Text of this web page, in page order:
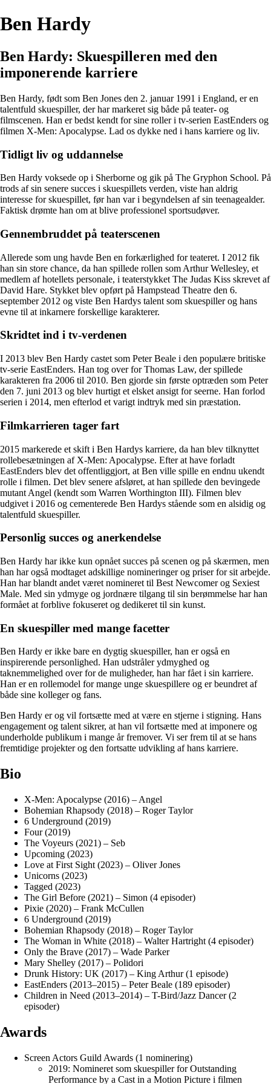
Ben Hardy
Ben Hardy: Skuespilleren med den
imponerende karriere
Ben Hardy, født som Ben Jones den 2. januar 1991 i England, er en
talentfuld skuespiller, der har markeret sig både på teater- og
filmscenen. Han er bedst kendt for sine roller i tv-serien EastEnders og
filmen X-Men: Apocalypse. Lad os dykke ned i hans karriere og liv.
Tidligt liv og uddannelse
Ben Hardy voksede op i Sherborne og gik på The Gryphon School. På
trods af sin senere succes i skuespillets verden, viste han aldrig
interesse for skuespillet, før han var i begyndelsen af sin teenagealder.
Faktisk drømte han om at blive professionel sportsudøver.
Gennembruddet på teaterscenen
Allerede som ung havde Ben en forkærlighed for teateret. I 2012 fik
han sin store chance, da han spillede rollen som Arthur Wellesley, et
medlem af hotellets personale, i teaterstykket The Judas Kiss skrevet af
David Hare. Stykket blev opført på Hampstead Theatre den 6.
september 2012 og viste Ben Hardys talent som skuespiller og hans
evne til at inkarnere forskellige karakterer.
Skridtet ind i tv-verdenen
I 2013 blev Ben Hardy castet som Peter Beale i den populære britiske
tv-serie EastEnders. Han tog over for Thomas Law, der spillede
karakteren fra 2006 til 2010. Ben gjorde sin første optræden som Peter
den 7. juni 2013 og blev hurtigt et elsket ansigt for seerne. Han forlod
serien i 2014, men efterlod et varigt indtryk med sin præstation.
Filmkarrieren tager fart
2015 markerede et skift i Ben Hardys karriere, da han blev tilknyttet
rollebesætningen af X-Men: Apocalypse. Efter at have forladt
EastEnders blev det offentliggjort, at Ben ville spille en endnu ukendt
rolle i filmen. Det blev senere afsløret, at han spillede den bevingede
mutant Angel (kendt som Warren Worthington III). Filmen blev
udgivet i 2016 og cementerede Ben Hardys stående som en alsidig og
talentfuld skuespiller.
Personlig succes og anerkendelse
Ben Hardy har ikke kun opnået succes på scenen og på skærmen, men
han har også modtaget adskillige nomineringer og priser for sit arbejde.
Han har blandt andet været nomineret til Best Newcomer og Sexiest
Male. Med sin ydmyge og jordnære tilgang til sin berømmelse har han
formået at forblive fokuseret og dedikeret til sin kunst.
En skuespiller med mange facetter
Ben Hardy er ikke bare en dygtig skuespiller, han er også en
inspirerende personlighed. Han udstråler ydmyghed og
taknemmelighed over for de muligheder, han har fået i sin karriere.
Han er en rollemodel for mange unge skuespillere og er beundret af
både sine kolleger og fans.
Ben Hardy er og vil fortsætte med at være en stjerne i stigning. Hans
engagement og talent sikrer, at han vil fortsætte med at imponere og
underholde publikum i mange år fremover. Vi ser frem til at se hans
fremtidige projekter og den fortsatte udvikling af hans karriere.
Bio
X-Men: Apocalypse (2016) – Angel
Bohemian Rhapsody (2018) – Roger Taylor
6 Underground (2019)
Four (2019)
The Voyeurs (2021) – Seb
Upcoming (2023)
Love at First Sight (2023) – Oliver Jones
Unicorns (2023)
Tagged (2023)
The Girl Before (2021) – Simon (4 episoder)
Pixie (2020) – Frank McCullen
6 Underground (2019)
Bohemian Rhapsody (2018) – Roger Taylor
The Woman in White (2018) – Walter Hartright (4 episoder)
Only the Brave (2017) – Wade Parker
Mary Shelley (2017) – Polidori
Drunk History: UK (2017) – King Arthur (1 episode)
EastEnders (2013–2015) – Peter Beale (189 episoder)
Children in Need (2013–2014) – T-Bird/Jazz Dancer (2
episoder)
Awards
Screen Actors Guild Awards (1 nominering)
2019: Nomineret som skuespiller for Outstanding
Performance by a Cast in a Motion Picture i filmen